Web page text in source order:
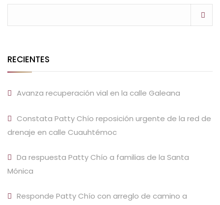
RECIENTES
Avanza recuperación vial en la calle Galeana
Constata Patty Chío reposición urgente de la red de
drenaje en calle Cuauhtémoc
Da respuesta Patty Chío a familias de la Santa
Mónica
Responde Patty Chío con arreglo de camino a